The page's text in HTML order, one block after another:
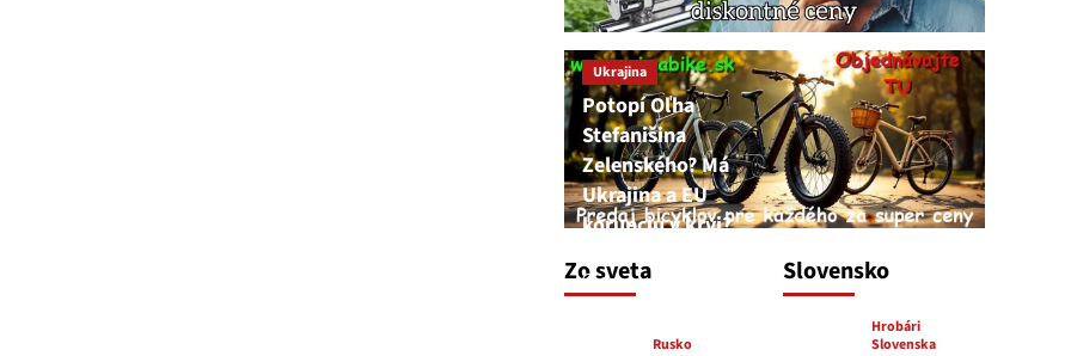
Zo sveta
Ukrajina
Potopí Oľha
Stefanišina
Zelenského? Má
Ukrajina a EU
korupciu v krvi?
7. augusta 2026
Rusko
Slovensko
Hrobári
Slovenska